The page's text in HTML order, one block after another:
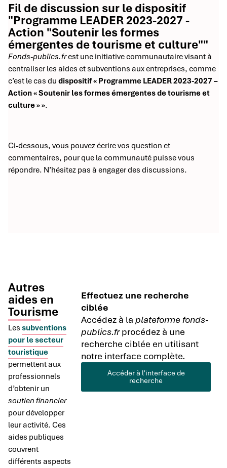
Fil de discussion sur le dispositif
"Programme LEADER 2023-2027 -
Action "Soutenir les formes
émergentes de tourisme et culture""
Fonds-publics.frest une initiative communautaire visant à
centraliser les aides et subventions aux entreprises, comme
c’est le cas du dispositif « Programme LEADER 2023-2027 –
Action « Soutenir les formes émergentes de tourisme et
culture » ».
Ci-dessous, vous pouvez écrire vos question et
commentaires, pour que la communauté puisse vous
répondre. N’hésitez pas à engager des discussions.
Autres
aides en
Tourisme
Les subventions
pour le secteur
touristique
permettent aux
professionnels
d’obtenir un
soutien financier
pour développer
leur activité. Ces
aides publiques
couvrent
différents aspects
Effectuez une recherche
ciblée
Accédez à laplateforme fonds-
publics.frprocédez à une
recherche ciblée en utilisant
notre interface complète.
Accéder à l'interface de
recherche